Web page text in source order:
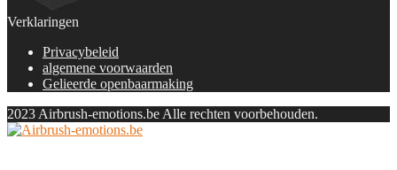
Verklaringen
Privacybeleid
algemene voorwaarden
Gelieerde openbaarmaking
2023 Airbrush-emotions.be Alle rechten voorbehouden.